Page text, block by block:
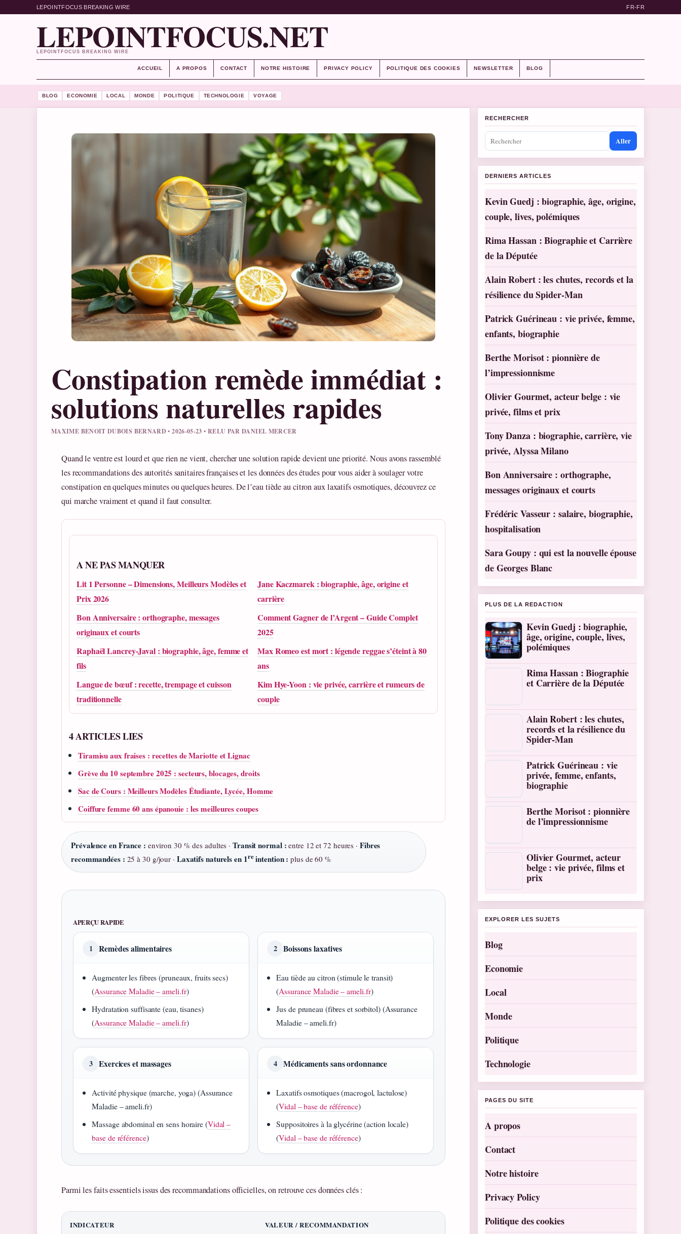
LEPOINTFOCUS BREAKING WIRE FR-FR
LEPOINTFOCUS.NET
LEPOINTFOCUS BREAKING WIRE
ACCUEIL A PROPOS CONTACT NOTRE HISTOIRE PRIVACY POLICY POLITIQUE DES COOKIES NEWSLETTER BLOG
BLOG ECONOMIE LOCAL MONDE POLITIQUE TECHNOLOGIE VOYAGE
Constipation remède immédiat :
solutions naturelles rapides
MAXIME BENOIT DUBOIS BERNARD • 2026-05-23 • RELU PAR DANIEL MERCER
Quand le ventre est lourd et que rien ne vient, chercher une solution rapide devient une priorité. Nous avons rassemblé
les recommandations des autorités sanitaires françaises et les données des études pour vous aider à soulager votre
constipation en quelques minutes ou quelques heures. De l’eau tiède au citron aux laxatifs osmotiques, découvrez ce
qui marche vraiment et quand il faut consulter.
A NE PAS MANQUER
Lit 1 Personne – Dimensions, Meilleurs Modèles et
Prix 2026
Jane Kaczmarek : biographie, âge, origine et
carrière
Bon Anniversaire : orthographe, messages
originaux et courts
Comment Gagner de l’Argent – Guide Complet
2025
Raphaël Lancrey-Javal : biographie, âge, femme et
fils
Max Romeo est mort : légende reggae s’éteint à 80
ans
Langue de bœuf : recette, trempage et cuisson
traditionnelle
Kim Hye-Yoon : vie privée, carrière et rumeurs de
couple
4 ARTICLES LIES
Tiramisu aux fraises : recettes de Mariotte et Lignac
Grève du 10 septembre 2025 : secteurs, blocages, droits
Sac de Cours : Meilleurs Modèles Étudiante, Lycée, Homme
Coiffure femme 60 ans épanouie : les meilleures coupes
Prévalence en France : environ 30 % des adultes ·Transit normal : entre 12 et 72 heures · Fibres
recommandées : 25 à 30 g/jour · Laxatifs naturels en 1reintention : plus de 60 %
APERÇU RAPIDE
1 Remèdes alimentaires
Augmenter les fibres (pruneaux, fruits secs)
(Assurance Maladie – ameli.fr)
Hydratation suffisante (eau, tisanes)
(Assurance Maladie – ameli.fr)
2 Boissons laxatives
Eau tiède au citron (stimule le transit)
(Assurance Maladie – ameli.fr)
Jus de pruneau (fibres et sorbitol) (Assurance
Maladie – ameli.fr)
3 Exercices et massages
Activité physique (marche, yoga) (Assurance
Maladie – ameli.fr)
Massage abdominal en sens horaire (Vidal –
base de référence)
4 Médicaments sans ordonnance
Laxatifs osmotiques (macrogol, lactulose)
(Vidal – base de référence)
Suppositoires à la glycérine (action locale)
(Vidal – base de référence)
Parmi les faits essentiels issus des recommandations officielles, on retrouve ces données clés :
INDICATEUR VALEUR / RECOMMANDATION
RECHERCHER
Aller
DERNIERS ARTICLES
Kevin Guedj : biographie, âge, origine,
couple, lives, polémiques
Rima Hassan : Biographie et Carrière
de la Députée
Alain Robert : les chutes, records et la
résilience du Spider-Man
Patrick Guérineau : vie privée, femme,
enfants, biographie
Berthe Morisot : pionnière de
l’impressionnisme
Olivier Gourmet, acteur belge : vie
privée, films et prix
Tony Danza : biographie, carrière, vie
privée, Alyssa Milano
Bon Anniversaire : orthographe,
messages originaux et courts
Frédéric Vasseur : salaire, biographie,
hospitalisation
Sara Goupy : qui est la nouvelle épouse
de Georges Blanc
PLUS DE LA REDACTION
Kevin Guedj : biographie,
âge, origine, couple, lives,
polémiques
Rima Hassan : Biographie
et Carrière de la Députée
Alain Robert : les chutes,
records et la résilience du
Spider-Man
Patrick Guérineau : vie
privée, femme, enfants,
biographie
Berthe Morisot : pionnière
de l’impressionnisme
Olivier Gourmet, acteur
belge : vie privée, films et
prix
EXPLORER LES SUJETS
Blog
Economie
Local
Monde
Politique
Technologie
PAGES DU SITE
A propos
Contact
Notre histoire
Privacy Policy
Politique des cookies